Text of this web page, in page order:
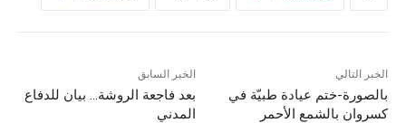
الخبر السابق
بعد فاجعة الروشة… بيان للدفاع
المدني
الخبر التالي
بالصورة-ختم عيادة طبيّة في
كسروان بالشمع الأحمر